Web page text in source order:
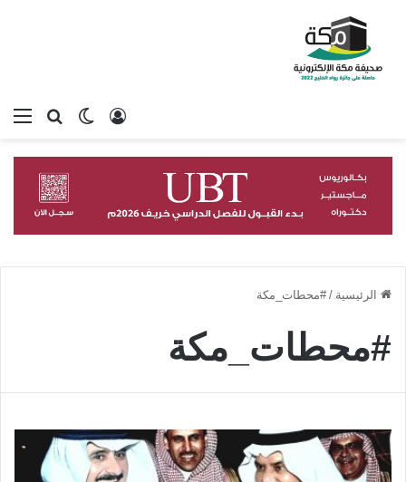
بحثالوضع
تسجيل الدخول
الرئيسية / #محطات_مكة
#محطات_مكة